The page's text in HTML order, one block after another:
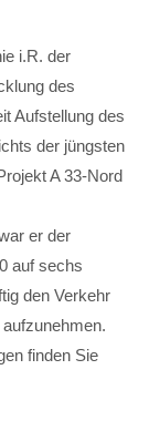
i.R. der
des
Aufstellung des
der jüngsten
A 33-Nord
er der
auf sechs
den Verkehr
finden Sie